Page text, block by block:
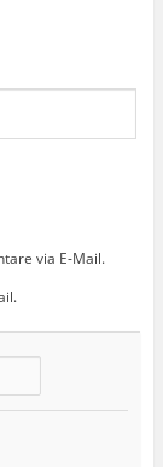
via E-Mail.